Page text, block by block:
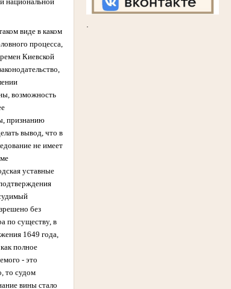
виде в каком
процесса,
Киевской
возможность
признанию
вывод, что в
не имеет
уставные
без
по существу, в
1649 года,
полное
- это
то судом
вины стало